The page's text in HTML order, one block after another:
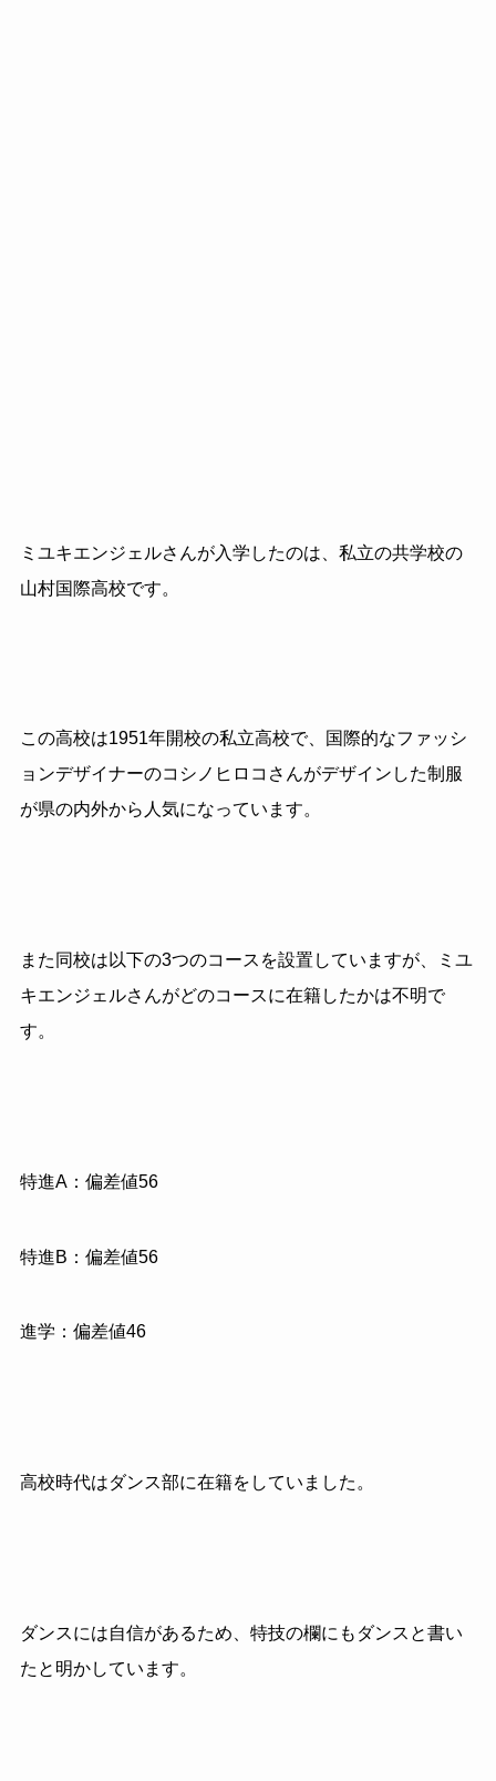
ミユキエンジェルさんが入学したのは、私立の共学校の
山村国際高校です。
この高校は1951年開校の私立高校で、国際的なファッシ
ョンデザイナーのコシノヒロコさんがデザインした制服
が県の内外から人気になっています。
また同校は以下の3つのコースを設置していますが、ミユ
キエンジェルさんがどのコースに在籍したかは不明で
す。
特進A：偏差値56
特進B：偏差値56
進学：偏差値46
高校時代はダンス部に在籍をしていました。
ダンスには自信があるため、特技の欄にもダンスと書い
たと明かしています。